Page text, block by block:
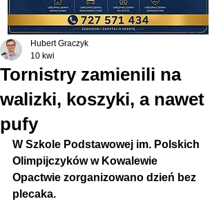
Tornistry zamienili na
walizki, koszyki, a nawet
pufy
Hubert Graczyk
10 kwi
W Szkole Podstawowej im. Polskich
Olimpijczyków w Kowalewie
Opactwie zorganizowano dzień bez
plecaka.